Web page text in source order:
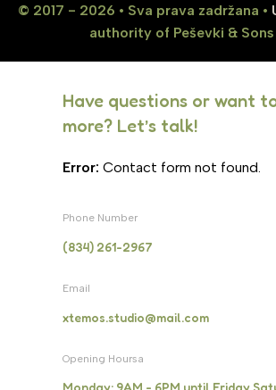
© 2017 - 2026 • Sva prava zadržana •
authority of Peševki &
Have questions or want
more? Let’s talk!
Error: Contact form not found.
Phone Number
(834) 261-2967
Email
xtemos.studio@mail.com
Opening Hoursa
Monday: 9AM - 6PM until Friday